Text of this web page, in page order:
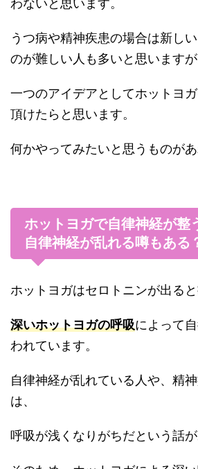
わないと思います。
うつ病や精神疾患の場合は新し
のが難しい人も多いと思いますが
一つのアイデアとしてホットヨ
頂けたらと思います。
何かやってみたいと思うものがあ
ホットヨガで自律神経が整
自律神経が乱れる噂もある
ホットヨガはセロトニンが出ると
深いホットヨガの呼吸によって
われています。
自律神経が乱れている人や、精
は、
呼吸が浅くなりがちだという話が